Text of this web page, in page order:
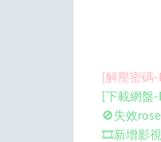
[解壓密碼
[下載網盤
🚫失效
🎞️新增影